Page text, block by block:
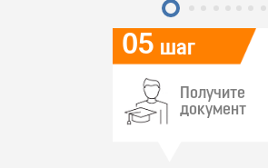
05 шаг
Получите
документ